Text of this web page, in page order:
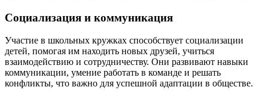
Социализация и коммуникация
Участие в школьных кружках способствует социализации
детей, помогая им находить новых друзей, учиться
взаимодействию и сотрудничеству. Они развивают навыки
коммуникации, умение работать в команде и решать
конфликты, что важно для успешной адаптации в обществе.